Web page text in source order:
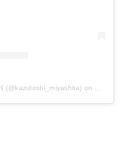
(@kazutoshi_miyashita) on Mar 30,